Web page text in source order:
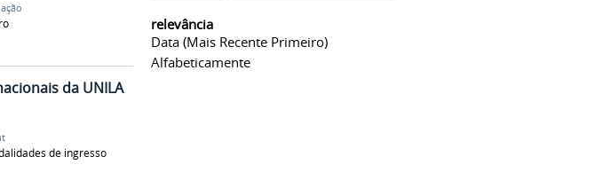
relevância
Data (mais Recente Primeiro)
Alfabeticamente
da UNILA
de ingresso